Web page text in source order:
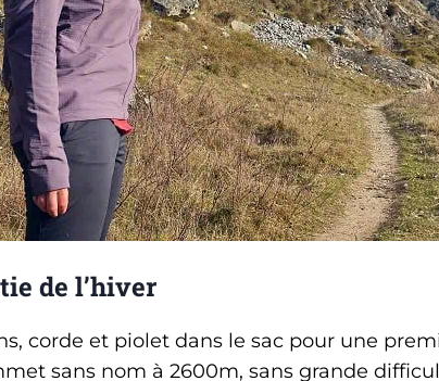
de l’hiver
corde et piolet dans le sac pour une
sans nom à 2600m, sans grande